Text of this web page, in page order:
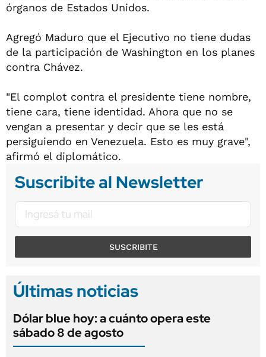
órganos de Estados Unidos.
Agregó Maduro que el Ejecutivo no tiene dudas
de la participación de Washington en los planes
contra Chávez.
"El complot contra el presidente tiene nombre,
tiene cara, tiene identidad. Ahora que no se
vengan a presentar y decir que se les está
persiguiendo en Venezuela. Esto es muy grave",
afirmó el diplomático.
Suscribite al Newsletter
SUSCRIBITE
Últimas noticias
Dólar blue hoy: a cuánto opera este
sábado 8 de agosto